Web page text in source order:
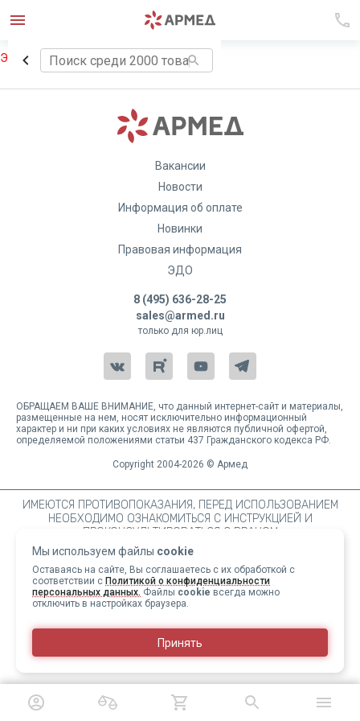
Элемент не найден!
Мы используем файлы cookie
Оставаясь на сайте, Вы соглашаетесь с их обработкой с
соответствии с Политикой о конфиденциальности
персональных данных. Файлы cookie всегда можно
отключить в настройках браузера.
Принять
Вакансии
Новости
Информация об оплате
Новинки
Правовая информация
ЭДО
8 (495) 636-28-25
sales@armed.ru
только для юр.лиц
ОБРАЩАЕМ ВАШЕ ВНИМАНИЕ, что данный интернет-сайт и материалы,
размещенные на нем, носят исключительно информационный
характер и ни при каких условиях не являются публичной офертой,
определяемой положениями статьи 437 Гражданского кодекса РФ.
Copyright 2004-2026 © Армед
ИМЕЮТСЯ ПРОТИВОПОКАЗАНИЯ, ПЕРЕД ИСПОЛЬЗОВАНИЕМ
НЕОБХОДИМО ОЗНАКОМИТЬСЯ С ИНСТРУКЦИЕЙ И
ПРОКОНСУЛЬТИРОВАТЬСЯ С ВРАЧОМ